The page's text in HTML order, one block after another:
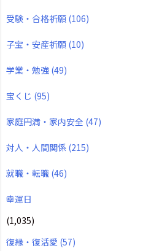
受験・合格祈願 (106)
子宝・安産祈願 (10)
学業・勉強 (49)
宝くじ (95)
家庭円満・家内安全 (47)
対人・人間関係 (215)
就職・転職 (46)
幸運日
(1,035)
復縁・復活愛 (57)